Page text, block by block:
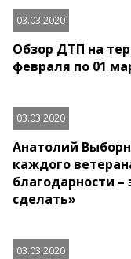
03.03.2020
Обзор ДТП на
февраля по 01
03.03.2020
Анатолий
каждого
благодарности
сделать»
03.03.2020